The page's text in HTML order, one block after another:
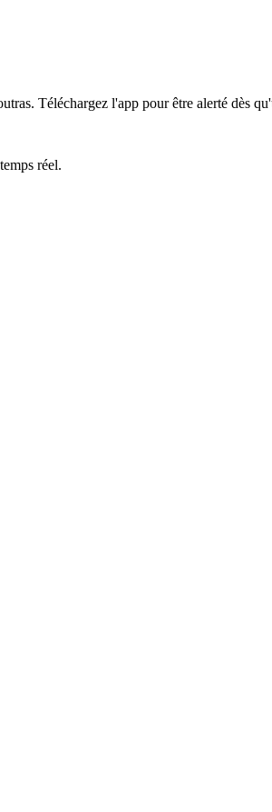
Téléchargez l'app pour être alerté dès
réel.